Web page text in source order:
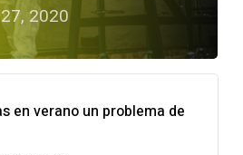
2020
en verano un problema de